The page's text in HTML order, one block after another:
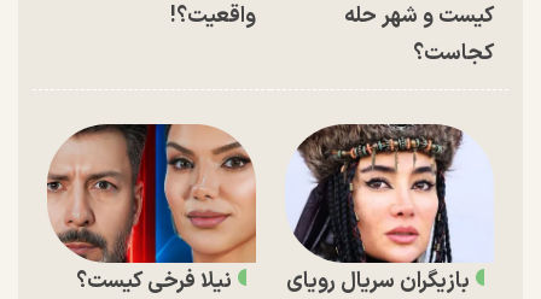
کیست و شهر حله
کجاست؟
واقعیت؟!
بازیگران سریال رویای
نیلا فرخی کیست؟